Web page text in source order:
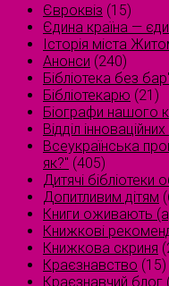
Євроквіз (15)
Єдина країна —
Історія міста
Анонси (240)
Бібліотека без
Бібліотекарю (21)
Біографи нашого
Відділ
Всеукраїнська
як?" (405)
Дитячі бібліотеки
Допитливим дітям
Книги оживають
Книжкові
Книжкова скриня
Краєзнавство (15)
Краєзнавчий блог